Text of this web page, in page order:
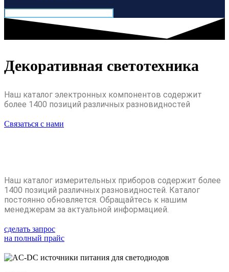
Декоративная светотехника
Наш каталог электронных компонентов содержит
более 1400 позиций различных разновидностей
Связаться с нами
Наш каталог измерительных приборов содержит более
1400 позиций различных разновидностей. Каталог
постоянно обновляется. Обращайтесь к нашим
менеджерам за актуальной информацией.
сделать запрос
на полный прайс